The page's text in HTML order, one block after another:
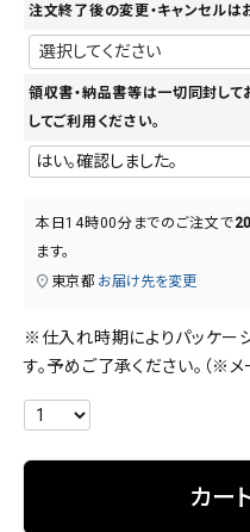
注文終了後の変更・キャンセルは
領収書・納品書等は一切同封して
してご利用ください。
本日14時00分 までのご注文で
ます。
東京都 お届け先を変更
※仕入れ時期によりパッケー
す。予めご了承ください。（※
カー